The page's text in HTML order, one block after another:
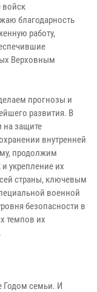
войск
благодарность
работу,
Верховным
прогнозы и
развития. В
на защите
внутренней
продолжим
укрепление их
страны, ключевым
военной
безопасности в
темпов их
Годом семьи. И